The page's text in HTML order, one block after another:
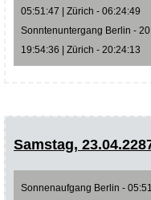
05:51:47 | Zürich - 06:24:49
Sonntenuntergang Berlin -
19:54:36 | Zürich - 20:24:13
Samstag,
Sonnenaufgang Berlin -